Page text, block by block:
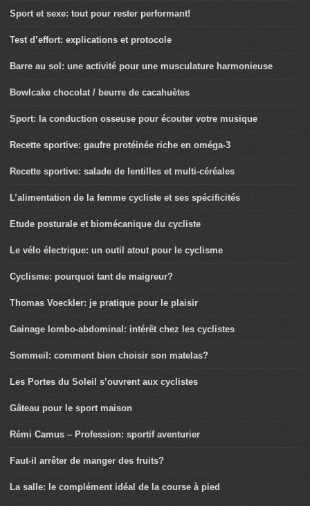
Sport et sexe: tout pour rester performant!
Test d’effort: explications et protocole
Barre au sol: une activité pour une musculature harmonieuse
Bowlcake chocolat / beurre de cacahuètes
Sport: la conduction osseuse pour écouter votre musique
Recette sportive: gaufre protéinée riche en oméga-3
Recette sportive: salade de lentilles et multi-céréales
L’alimentation de la femme cycliste et ses spécificités
Etude posturale et biomécanique du cycliste
Le vélo électrique: un outil atout pour le cyclisme
Cyclisme: pourquoi tant de maigreur?
Thomas Voeckler: je pratique pour le plaisir
Gainage lombo-abdominal: intérêt chez les cyclistes
Sommeil: comment bien choisir son matelas?
Les Portes du Soleil s’ouvrent aux cyclistes
Gâteau pour le sport maison
Rémi Camus – Profession: sportif aventurier
Faut-il arrêter de manger des fruits?
La salle: le complément idéal de la course à pied